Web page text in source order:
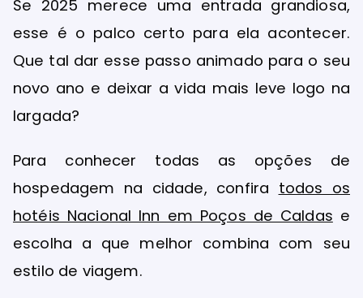
Se 2025 merece uma entrada grandiosa,
esse é o palco certo para ela acontecer.
Que tal dar esse passo animado para o seu
novo ano e deixar a vida mais leve logo na
largada?
Para conhecer todas as opções de
hospedagem na cidade, confira todos os
hotéis Nacional Inn em Poços de Caldas e
escolha a que melhor combina com seu
estilo de viagem.